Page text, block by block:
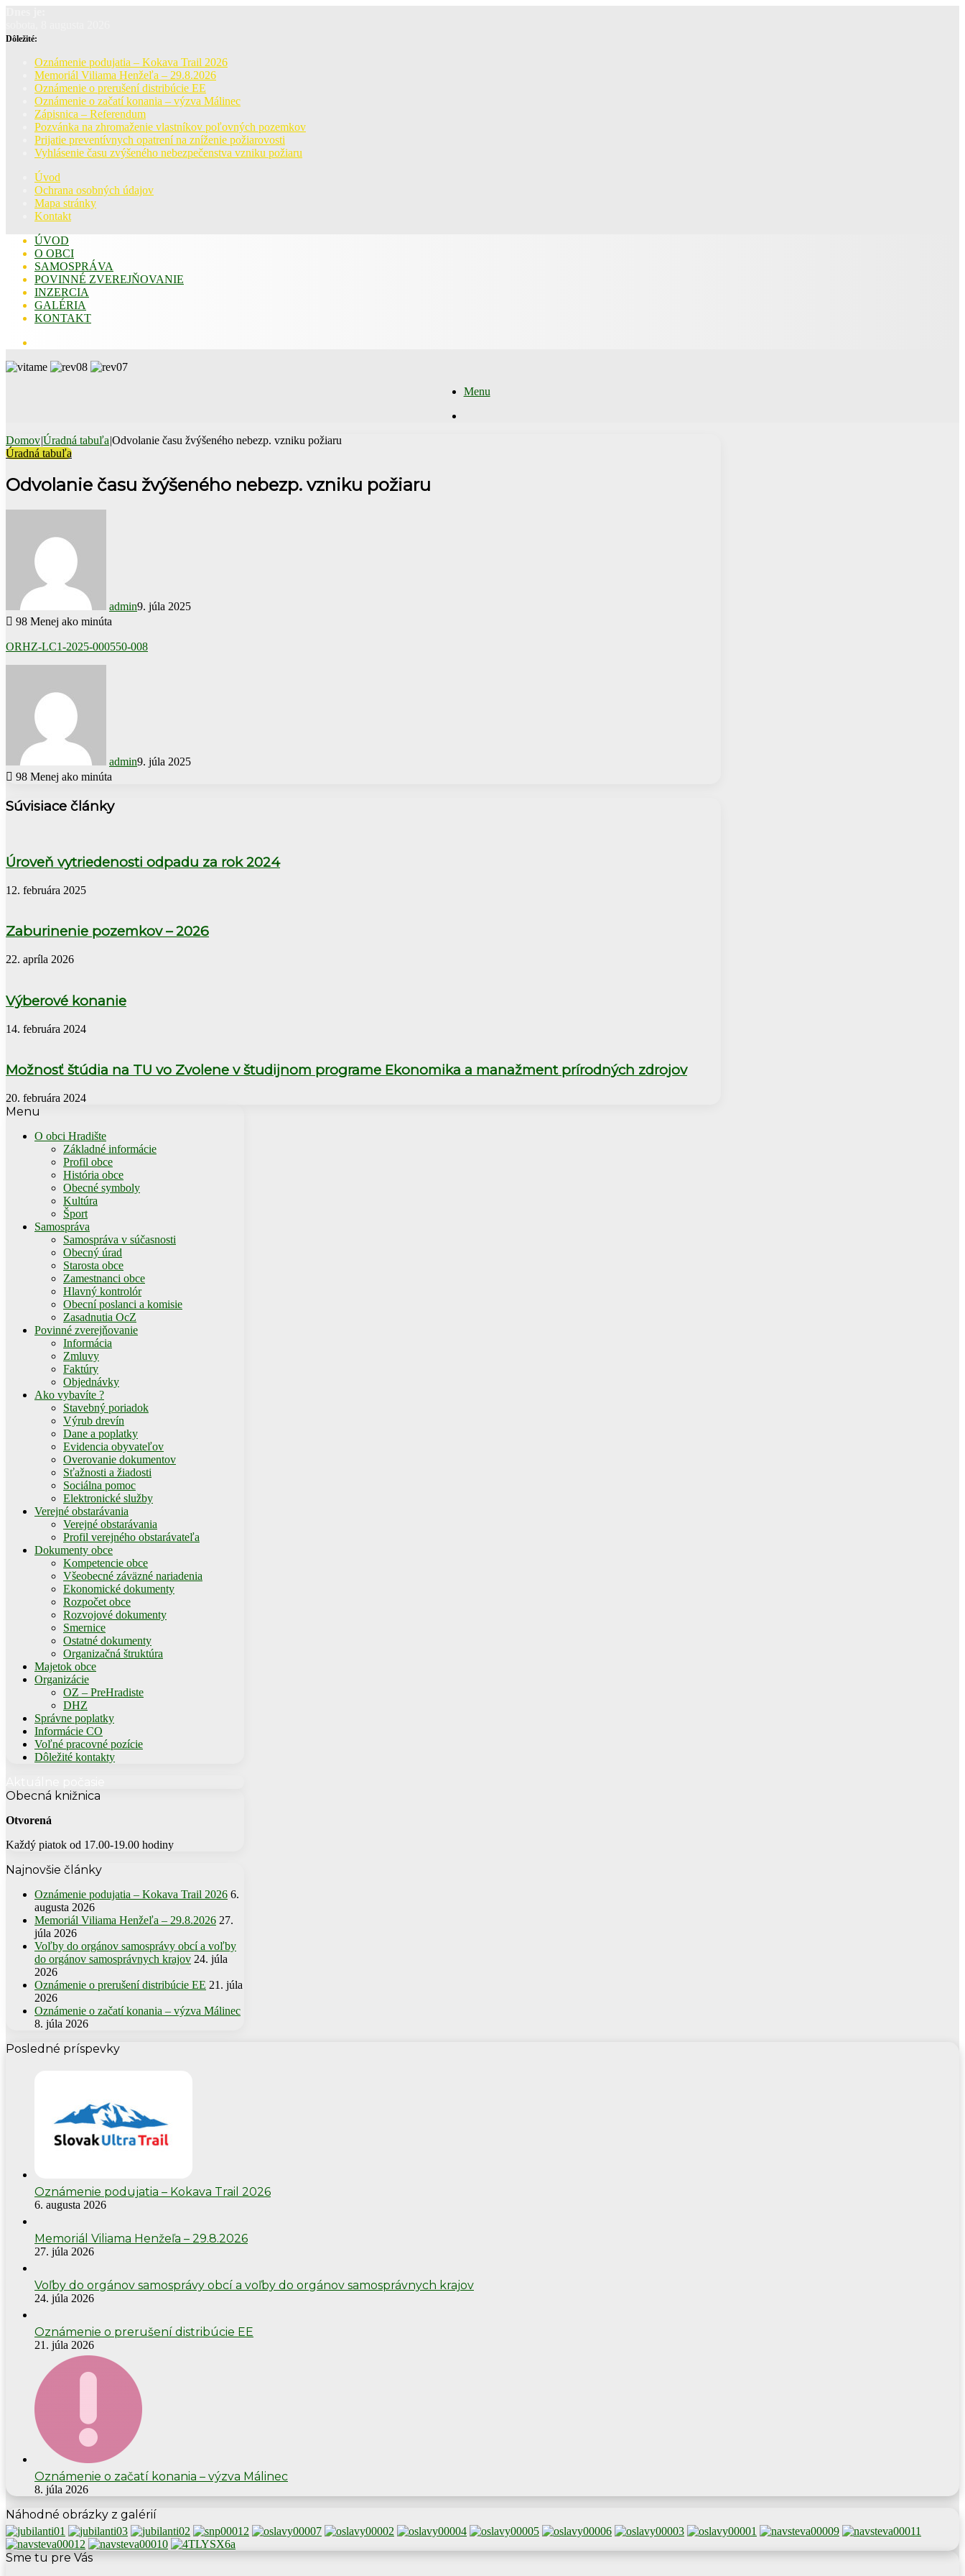
Dôležité:
Oznámenie podujatia – Kokava Trail 2026
Memoriál Viliama Henžeľa – 29.8.2026
Oznámenie o prerušení distribúcie EE
Oznámenie o začatí konania – výzva Málinec
Zápisnica – Referendum
Pozvánka na zhromaženie vlastníkov poľovných pozemkov
Prijatie preventívnych opatrení na zníženie požiarovosti
Vyhlásenie času zvýšeného nebezpečenstva vzniku požiaru
Úvod
Ochrana osobných údajov
Mapa stránky
Kontakt
ÚVOD
O OBCI
SAMOSPRÁVA
POVINNÉ ZVEREJŇOVANIE
INZERCIA
GALÉRIA
KONTAKT
Menu
Domov|Úradná tabuľa|Odvolanie času žvýšeného nebezp. vzniku požiaru
Úradná tabuľa
Odvolanie času žvýšeného nebezp. vzniku požiaru
admin9. júla 2025
98 Menej ako minúta
ORHZ-LC1-2025-000550-008
admin9. júla 2025
98 Menej ako minúta
Súvisiace články
Úroveň vytriedenosti odpadu za rok 2024
12. februára 2025
Zaburinenie pozemkov – 2026
22. apríla 2026
Výberové konanie
14. februára 2024
Možnosť štúdia na TU vo Zvolene v študijnom programe Ekonomika a manažment prírodných zdrojov
20. februára 2024
Menu
O obci Hradište
Základné informácie
Profil obce
História obce
Obecné symboly
Kultúra
Šport
Samospráva
Samospráva v súčasnosti
Obecný úrad
Starosta obce
Zamestnanci obce
Hlavný kontrolór
Obecní poslanci a komisie
Zasadnutia OcZ
Povinné zverejňovanie
Informácia
Zmluvy
Faktúry
Objednávky
Ako vybavíte ?
Stavebný poriadok
Výrub drevín
Dane a poplatky
Evidencia obyvateľov
Overovanie dokumentov
Sťažnosti a žiadosti
Sociálna pomoc
Elektronické služby
Verejné obstarávania
Verejné obstarávania
Profil verejného obstarávateľa
Dokumenty obce
Kompetencie obce
Všeobecné záväzné nariadenia
Ekonomické dokumenty
Rozpočet obce
Rozvojové dokumenty
Smernice
Ostatné dokumenty
Organizačná štruktúra
Majetok obce
Organizácie
OZ – PreHradiste
DHZ
Správne poplatky
Informácie CO
Voľné pracovné pozície
Dôležité kontakty
Obecná knižnica
Otvorená
Každý piatok od 17.00-19.00 hodiny
Najnovšie články
Oznámenie podujatia – Kokava Trail 2026 6.
augusta 2026
Memoriál Viliama Henžeľa – 29.8.2026 27.
júla 2026
Voľby do orgánov samosprávy obcí a voľby
do orgánov samosprávnych krajov 24. júla
2026
Oznámenie o prerušení distribúcie EE 21. júla
2026
Oznámenie o začatí konania – výzva Málinec
8. júla 2026
Posledné príspevky
Oznámenie podujatia – Kokava Trail 2026
6. augusta 2026
Memoriál Viliama Henžeľa – 29.8.2026
27. júla 2026
Voľby do orgánov samosprávy obcí a voľby do orgánov samosprávnych krajov
24. júla 2026
Oznámenie o prerušení distribúcie EE
21. júla 2026
Oznámenie o začatí konania – výzva Málinec
8. júla 2026
Náhodné obrázky z galérií
Sme tu pre Vás